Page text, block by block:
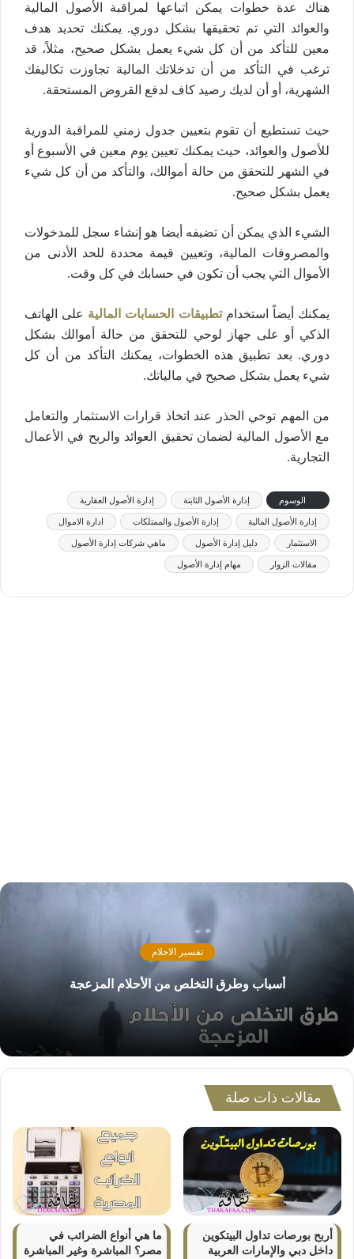
هناك عدة خطوات يمكن اتباعها لمراقبة الأصول المالية
والعوائد التي تم تحقيقها بشكل دوري. يمكنك تحديد هدف
معين للتأكد من أن كل شيء يعمل بشكل صحيح، مثلاً، قد
ترغب في التأكد من أن تدخلاتك المالية تجاوزت تكاليفك
الشهرية، أو أن لديك رصيد كاف لدفع القروض المستحقة.
حيث تستطيع أن تقوم بتعيين جدول زمني للمراقبة الدورية
للأصول والعوائد، حيث يمكنك تعيين يوم معين في الأسبوع أو
في الشهر للتحقق من حالة أموالك، والتأكد من أن كل شيء
يعمل بشكل صحيح.
الشيء الذي يمكن أن تضيفه أيضا هو إنشاء سجل للمدخولات
والمصروفات المالية، وتعيين قيمة محددة للحد الأدنى من
الأموال التي يجب أن تكون في حسابك في كل وقت.
يمكنك أيضاً استخدامتطبيقات الحسابات المالية على الهاتف
الذكي أو على جهاز لوحي للتحقق من حالة أموالك بشكل
دوري. بعد تطبيق هذه الخطوات، يمكنك التأكد من أن كل
شيء يعمل بشكل صحيح في مالياتك.
من المهم توخي الحذر عند اتخاذ قرارات الاستثمار والتعامل
مع الأصول المالية لضمان تحقيق العوائد والربح في الأعمال
التجارية.
الوسوم إدارة الأصول الثابتة إدارة الأصول العقارية
إدارة الأصول المالية إدارة الأصول والممتلكات ادارة الاموال
الاستثمار دليل إدارة الأصول ماهي شركات إدارة الأصول
مقالات الزوار مهام إدارة الأصول
تفسير الاحلام
أسباب وطرق التخلص من الأحلام المزعجة
مقالات ذات صلة
أربح بورصات تداول البيتكوين
داخل دبي والإمارات العربية
ما هي أنواع الضرائب في
مصر؟ المباشرة وغير المباشرة